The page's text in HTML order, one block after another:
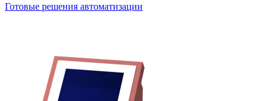
Готовые решения автоматизации